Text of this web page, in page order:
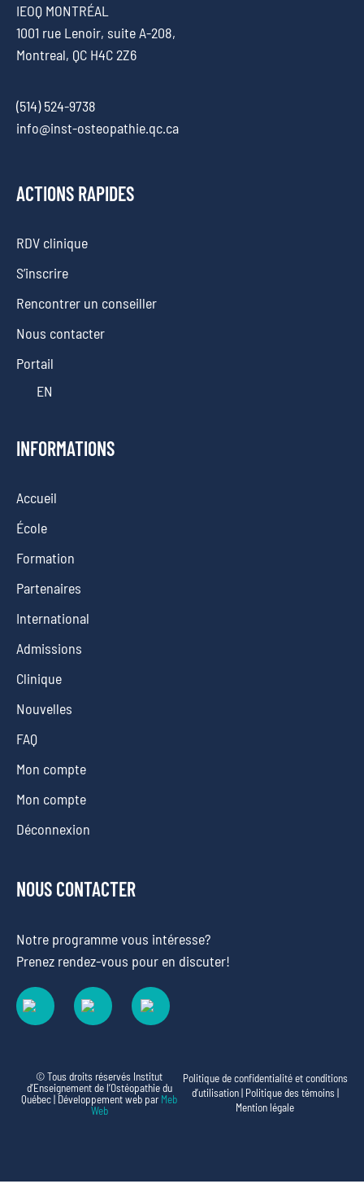
IEOQ MONTRÉAL
1001 rue Lenoir, suite A-208,
Montreal, QC H4C 2Z6
(514) 524-9738
info@inst-osteopathie.qc.ca
ACTIONS RAPIDES
RDV clinique
S’inscrire
Rencontrer un conseiller
Nous contacter
Portail
EN
INFORMATIONS
Accueil
École
Formation
Partenaires
International
Admissions
Clinique
Nouvelles
FAQ
Mon compte
Mon compte
Déconnexion
NOUS CONTACTER
Notre programme vous intéresse?
Prenez rendez-vous pour en discuter!
© Tous droits réservés Institut
d’Enseignement de l’Ostéopathie du
Québec | Développement web par Meb
Web
Politique de confidentialité et conditions
d’utilisation| Politique des témoins |
Mention légale